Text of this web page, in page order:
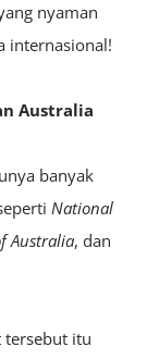
nyaman
internasional!
Australia
banyak
National
Australia, dan
tersebut itu